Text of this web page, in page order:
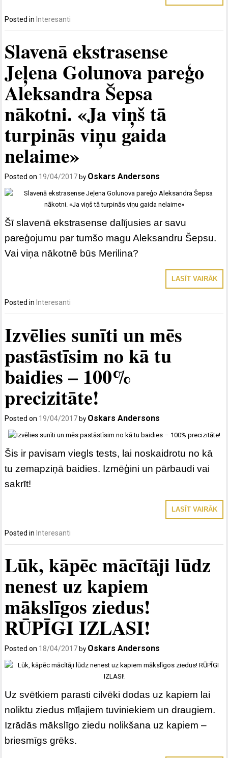
Posted in Interesanti
Slavenā ekstrasense
Jeļena Golunova pareģo
Aleksandra Šepsa
nākotni. «Ja viņš tā
turpinās viņu gaida
nelaime»
Posted on 19/04/2017 by Oskars Andersons
Šī slavenā ekstrasense dalījusies ar savu
pareģojumu par tumšo magu Aleksandru Šepsu.
Vai viņa nākotnē būs Merilina?
LASĪT VAIRĀK
Posted in Interesanti
Izvēlies sunīti un mēs
pastāstīsim no kā tu
baidies – 100%
precizitāte!
Posted on 19/04/2017 by Oskars Andersons
Šis ir pavisam viegls tests, lai noskaidrotu no kā
tu zemapziņā baidies. Izmēģini un pārbaudi vai
sakrīt!
LASĪT VAIRĀK
Posted in Interesanti
Lūk, kāpēc mācītāji lūdz
nenest uz kapiem
mākslīgos ziedus!
RŪPĪGI IZLASI!
Posted on 18/04/2017 by Oskars Andersons
Uz svētkiem parasti cilvēki dodas uz kapiem lai
noliktu ziedus mīļajiem tuviniekiem un draugiem.
Izrādās mākslīgo ziedu nolikšana uz kapiem –
briesmīgs grēks.